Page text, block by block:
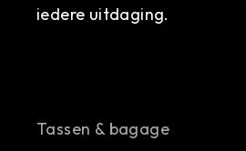
iedere uitdaging.
Tassen & bagage